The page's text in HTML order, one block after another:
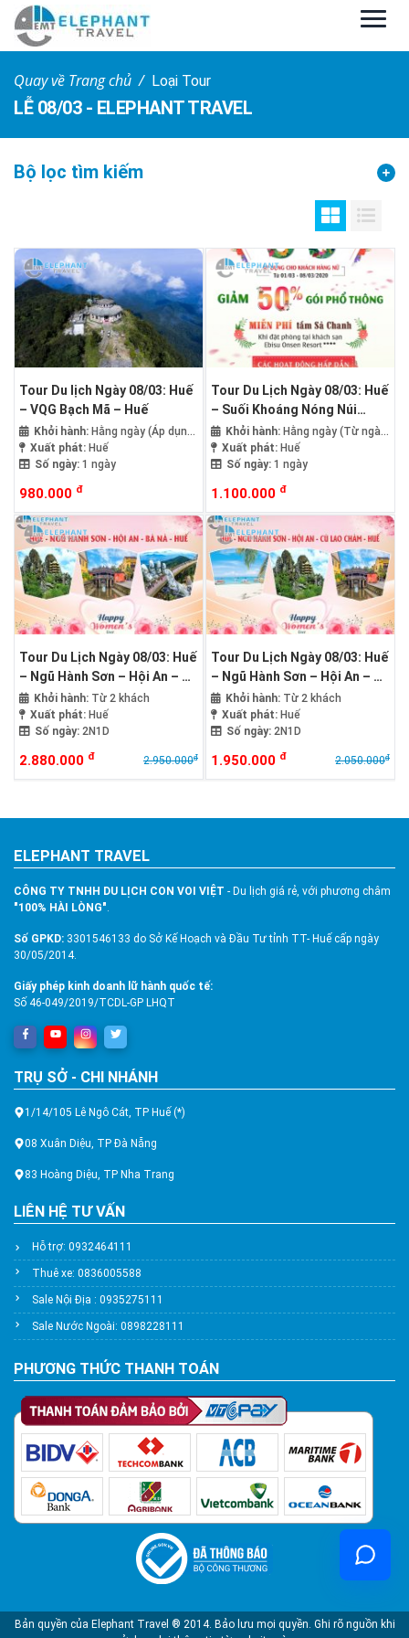
Quay về Trang chủ Loại Tour
LỄ 08/03 - ELEPHANT TRAVEL
Tour Du lịch Ngày 08/03: Huế
– VQG Bạch Mã – Huế
Khởi hành: Hằng ngày (Áp dụng
4 khách trở lên)
Xuất phát: Huế
Số ngày: 1 ngày
980.000 đ
Tour Du Lịch Ngày 08/03: Huế
– Suối Khoáng Nóng Núi
Thần Tài – Huế
Khởi hành: Hằng ngày (Từ ngày
01 - 08/03)
Xuất phát: Huế
Số ngày: 1 ngày
1.100.000 đ
Tour Du Lịch Ngày 08/03: Huế
– Ngũ Hành Sơn – Hội An – Bà
Nà Hill – Huế
Khởi hành: Từ 2 khách
Xuất phát: Huế
Số ngày: 2N1D
2.880.000 đ 2.950.000đ
Tour Du Lịch Ngày 08/03: Huế
– Ngũ Hành Sơn – Hội An – Cù
Lao Chàm – Huế
Khởi hành: Từ 2 khách
Xuất phát: Huế
Số ngày: 2N1D
1.950.000 đ 2.050.000đ
Bộ lọc tìm kiếm
ELEPHANT TRAVEL
CÔNG TY TNHH DU LỊCH CON VOI VIỆT - Du lịch giá rẻ, với phương châm
"100% HÀI LÒNG".
Số GPKD: 3301546133 do Sở Kế Hoạch và Đầu Tư tỉnh TT- Huế cấp ngày
30/05/2014.
Giấy phép kinh doanh lữ hành quốc tế:
Số 46-049/2019/TCDL-GP LHQT
TRỤ SỞ - CHI NHÁNH
1/14/105 Lê Ngô Cát, TP Huế (*)
08 Xuân Diệu, TP Đà Nẵng
83 Hoàng Diệu, TP Nha Trang
LIÊN HỆ TƯ VẤN
Hỗ trợ: 0932464111
Thuê xe: 0836005588
Sale Nội Địa : 0935275111
Sale Nước Ngoài: 0898228111
PHƯƠNG THỨC THANH TOÁN
Bản quyền của Elephant Travel ® 2014. Bảo lưu mọi quyền. Ghi rõ nguồn khi